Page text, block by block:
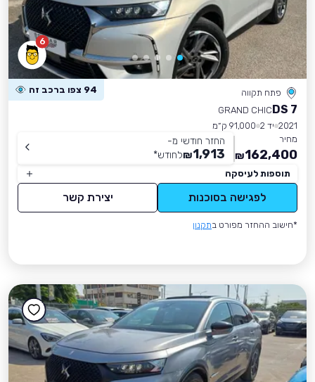
6
פתח תקווה 94 צפו ברכב זה
DS 7
GRAND CHIC
2021 יד 2
91,000 ק״מ
מחיר
162,400
₪
החזר חודשי מ-
1,913
₪לחודש*
תוספות לעיסקה
לפגישה בסוכנות יצירת קשר
*חישוב ההחזר מפורט בתקנון